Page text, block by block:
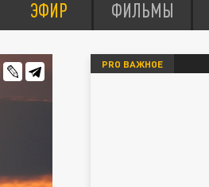
ЭФИР ФИЛЬМЫ
PRO ВАЖНОЕ